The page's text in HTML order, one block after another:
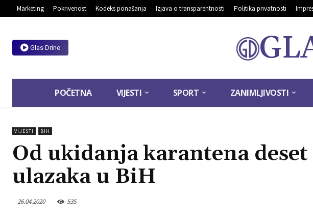
Marketing Pokrivenost Kodeks ponašanja Izjava o transparentnosti Politika privatnosti
Glas Drine
POČETNA VIJESTI SPORT ZANIMLJIVOSTI
VIJESTI BIH
Od ukidanja karantena
ulazaka u BiH
26.04.2020 535